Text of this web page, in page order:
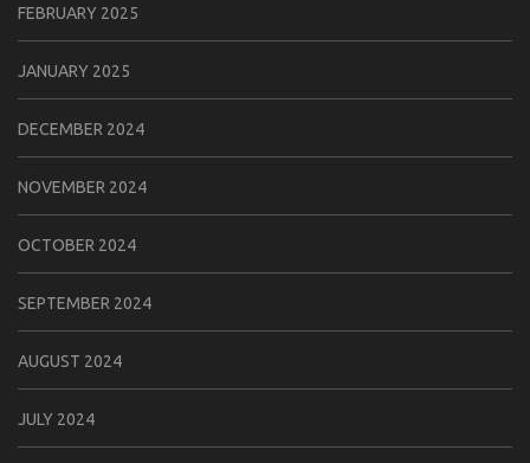
FEBRUARY 2025
JANUARY 2025
DECEMBER 2024
NOVEMBER 2024
OCTOBER 2024
SEPTEMBER 2024
AUGUST 2024
JULY 2024